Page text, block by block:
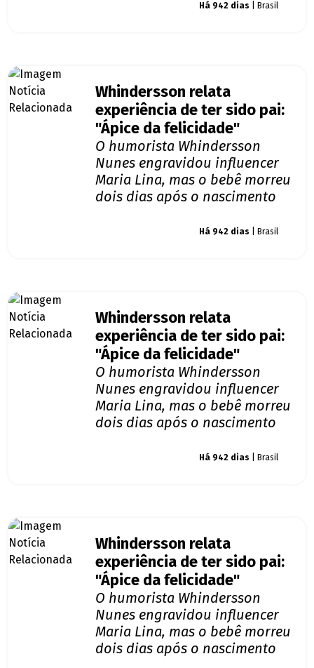
Há 942 dias | Brasil
Whindersson relata
experiência de ter sido pai:
"Ápice da felicidade"
O humorista Whindersson
Nunes engravidou influencer
Maria Lina, mas o bebê morreu
dois dias após o nascimento
Há 942 dias | Brasil
Whindersson relata
experiência de ter sido pai:
"Ápice da felicidade"
O humorista Whindersson
Nunes engravidou influencer
Maria Lina, mas o bebê morreu
dois dias após o nascimento
Há 942 dias | Brasil
Whindersson relata
experiência de ter sido pai:
"Ápice da felicidade"
O humorista Whindersson
Nunes engravidou influencer
Maria Lina, mas o bebê morreu
dois dias após o nascimento